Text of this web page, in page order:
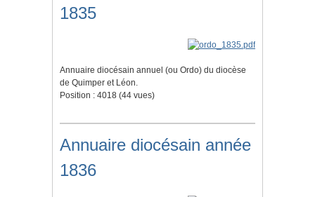
1835
Annuaire diocésain annuel (ou Ordo) du diocèse
de Quimper et Léon.
Position : 4018 (44 vues)
Annuaire diocésain année
1836